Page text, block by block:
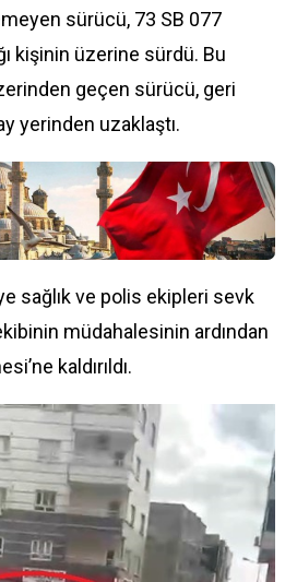
sürücü, 73 SB 077
kişinin üzerine sürdü. Bu
geçen sürücü, geri
yerinden uzaklaştı.
sağlık ve polis ekipleri sevk
müdahalesinin ardından
kaldırıldı.